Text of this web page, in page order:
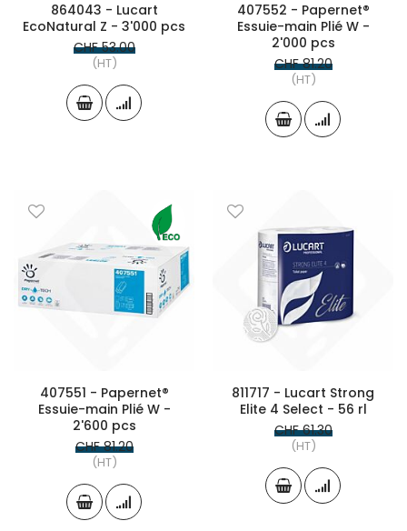
864043 - Lucart
EcoNatural Z - 3'000 pcs
CHF 53.00
(HT)
407552 - Papernet®
Essuie-main Plié W -
2'000 pcs
CHF 81.20
(HT)
407551 - Papernet®
Essuie-main Plié W -
2'600 pcs
CHF 81.20
(HT)
811717 - Lucart Strong
Elite 4 Select - 56 rl
CHF 61.30
(HT)